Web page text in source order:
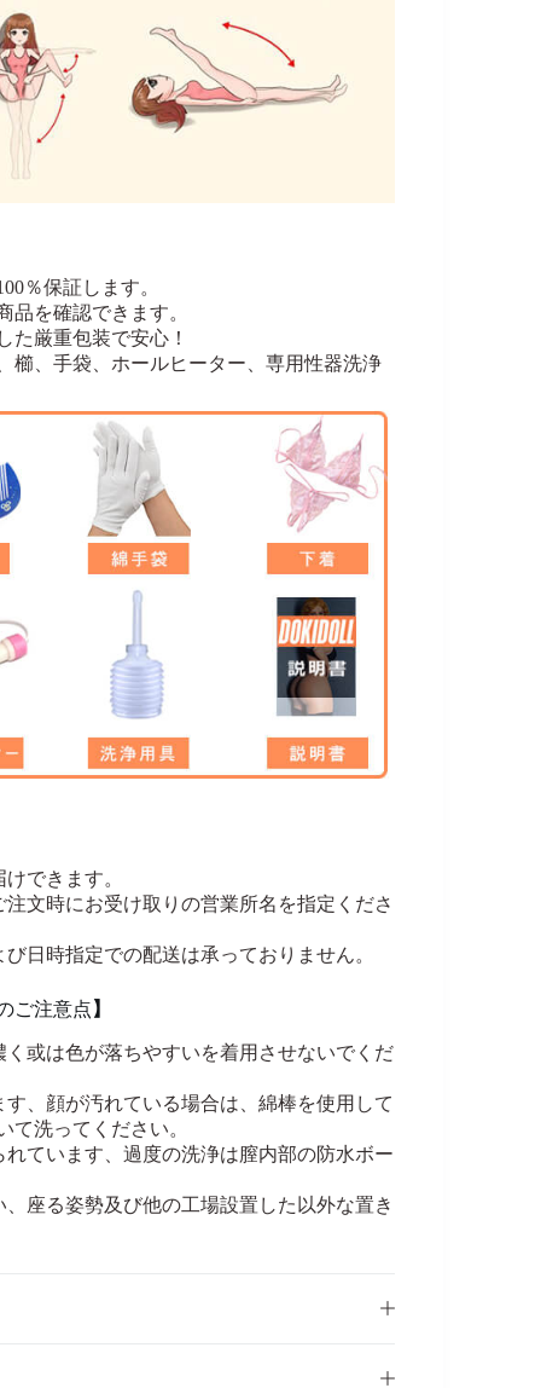
％保証します。
品を確認できます。
た厳重包装で安心！
櫛、手袋、ホールヒーター、専用性器洗浄
できます。
文時にお受け取りの営業所名を指定くださ
日時指定での配送は承っておりません。
ご注意点 】
或は色が落ちやすいを着用させないでくだ
、顔が汚れている場合は、綿棒を使用して
て洗ってください。
ています、過度の洗浄は膣内部の防水ボー
座る姿勢及び他の工場設置した以外な置き